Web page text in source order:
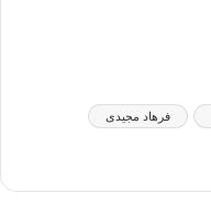
فرهاد مجیدی